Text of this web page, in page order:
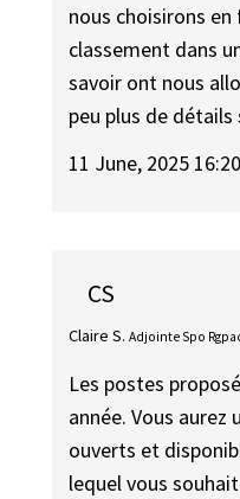
nous choisirons
classement dans
savoir ont nous
peu plus de détails
11 June, 2025 16:20
CS
Claire S. Adjointe Spo
Les postes
année. Vous aurez
ouverts et
lequel vous